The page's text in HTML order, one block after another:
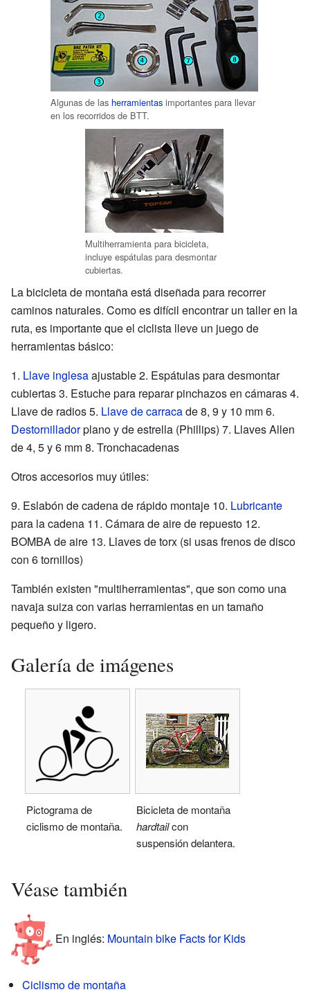
Algunas de las herramientas importantes para llevar
en los recorridos de BTT.
Multiherramienta para bicicleta,
incluye espátulas para desmontar
cubiertas.
La bicicleta de montaña está diseñada para recorrer
caminos naturales. Como es difícil encontrar un taller en la
ruta, es importante que el ciclista lleve un juego de
herramientas básico:
1. Llave inglesaajustable 2. Espátulas para desmontar
cubiertas 3. Estuche para reparar pinchazos en cámaras 4.
Llave de radios 5. Llave de carracade 8, 9 y 10 mm 6.
Destornilladorplano y de estrella (Phillips) 7. Llaves Allen
de 4, 5 y 6 mm 8. Tronchacadenas
Otros accesorios muy útiles:
9. Eslabón de cadena de rápido montaje 10. Lubricante
para la cadena 11. Cámara de aire de repuesto 12.
BOMBA de aire 13. Llaves de torx (si usas frenos de disco
con 6 tornillos)
También existen "multiherramientas", que son como una
navaja suiza con varias herramientas en un tamaño
pequeño y ligero.
Galería de imágenes
Pictograma de
ciclismo de montaña.
Bicicleta de montaña
hardtailcon
suspensión delantera.
Véase también
En inglés: Mountain bike Facts for Kids
Ciclismo de montaña